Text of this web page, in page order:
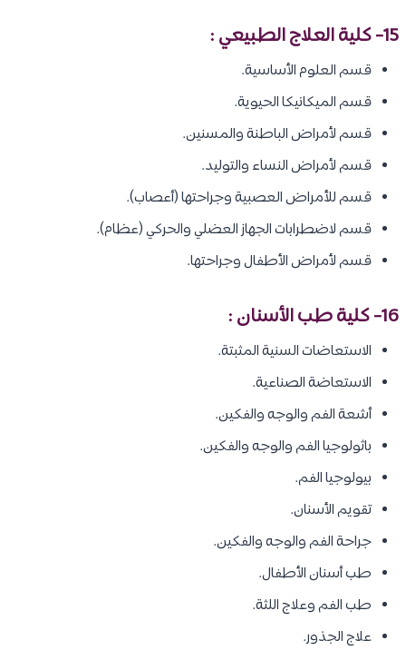
15- كلية العلاج الطبيعي :
قسم العلوم الأساسية.
قسم الميكانيكا الحيوية.
قسم لأمراض الباطنة والمسنين.
قسم لأمراض النساء والتوليد.
قسم للأمراض العصبية وجراحتها (أعصاب).
قسم لاضطرابات الجهاز العضلي والحركي (عظام).
قسم لأمراض الأطفال وجراحتها.
16- كلية طب الأسنان :
الاستعاضات السنية المثبتة.
الاستعاضة الصناعية.
أشعة الفم والوجه والفكين.
باثولوجيا الفم والوجه والفكين.
بيولوجيا الفم.
تقويم الأسنان.
جراحة الفم والوجه والفكين.
طب أسنان الأطفال.
طب الفم وعلاج اللثة.
علاج الجذور.